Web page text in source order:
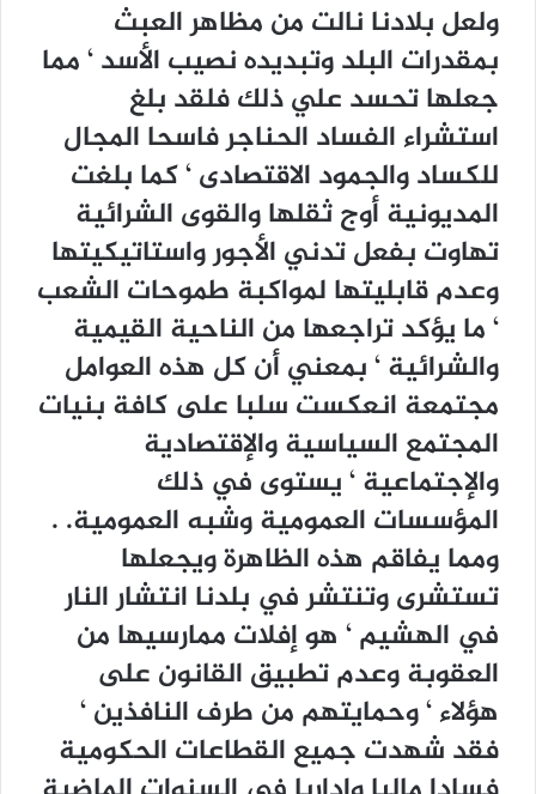
ولعل بلادنا نالت من مظاهر العبث
بمقدرات البلد وتبديده نصيب الأسد ‘ مما
جعلها تحسد علي ذلك فلقد بلغ
استشراء الفساد الحناجر فاسحا المجال
للكساد والجمود الاقتصادى ‘ كما بلغت
المديونية أوج ثقلها والقوى الشرائية
تهاوت بفعل تدني الأجور واستاتيكيتها
وعدم قابليتها لمواكبة طموحات الشعب
‘ ما يؤكد تراجعها من الناحية القيمية
والشرائية ‘ بمعني أن كل هذه العوامل
مجتمعة انعكست سلبا على كافة بنيات
المجتمع السياسية والإقتصادية
والإجتماعية ‘ يستوى في ذلك
المؤسسات العمومية وشبه العمومية. .
ومما يفاقم هذه الظاهرة ويجعلها
تستشرى وتنتشر في بلدنا انتشار النار
في الهشيم ‘ هو إفلات ممارسيها من
العقوبة وعدم تطبيق القانون على
هؤلاء ‘ وحمايتهم من طرف النافذين ‘
فقد شهدت جميع القطاعات الحكومية